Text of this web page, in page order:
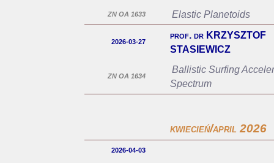
ZN OA 1633 Elastic Planetoids
2026-03-27
prof. dr KRZYSZTOF
STASIEWICZ
ZN OA 1634
Ballistic Surfing
Spectrum
kwiecień/april 2026
2026-04-03